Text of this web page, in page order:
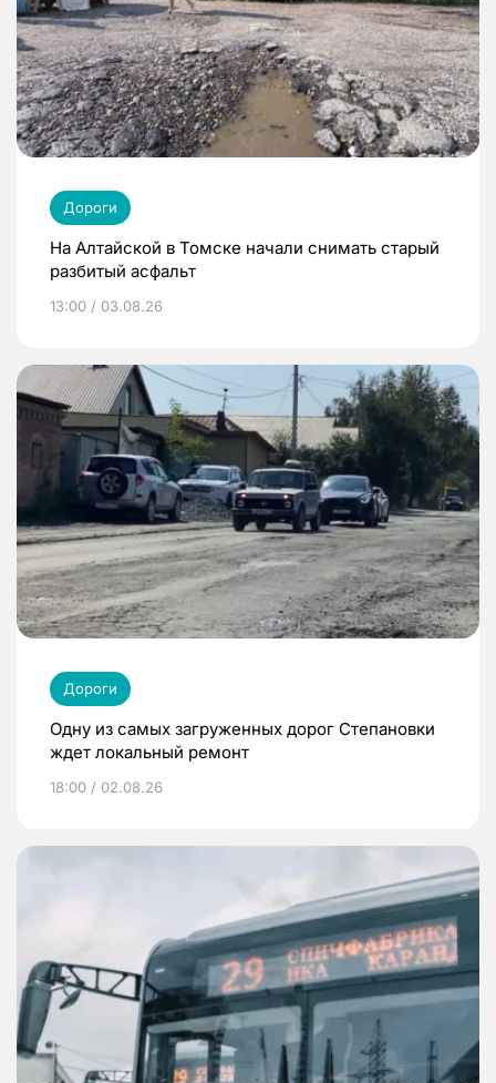
Дороги
На Алтайской в Томске начали снимать старый
разбитый асфальт
13:00 / 03.08.26
Дороги
Одну из самых загруженных дорог Степановки
ждет локальный ремонт
18:00 / 02.08.26